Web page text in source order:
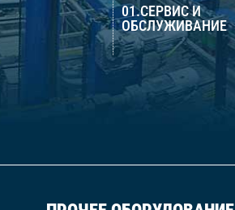
01.СЕРВИС И
ОБСЛУЖИВАНИЕ